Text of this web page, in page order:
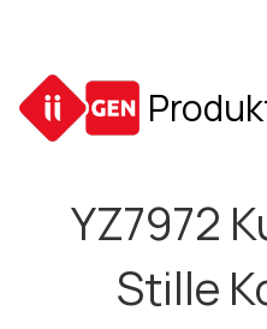
YZ7972
Stille